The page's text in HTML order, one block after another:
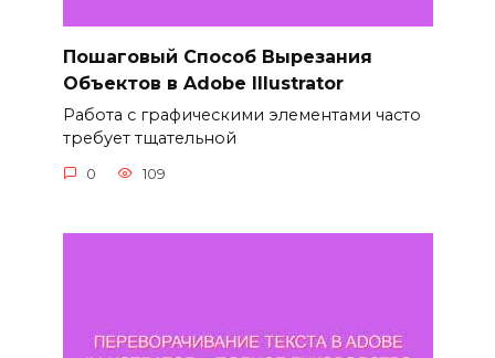
Пошаговый Способ Вырезания
Объектов в Adobe Illustrator
Работа с графическими элементами часто
требует тщательной
0 109